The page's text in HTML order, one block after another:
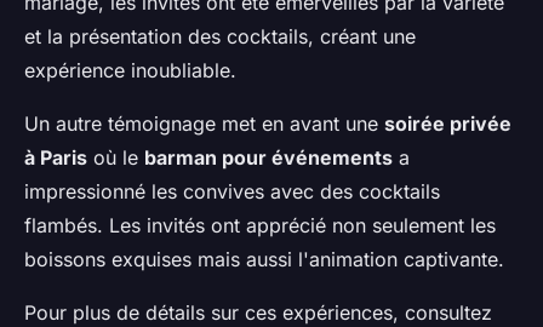
et la présentation des cocktails, créant une
expérience inoubliable.
Un autre témoignage met en avant une soirée privée
à Paris où le barman pour événements a
impressionné les convives avec des cocktails
flambés. Les invités ont apprécié non seulement les
boissons exquises mais aussi l'animation captivante.
Pour plus de détails sur ces expériences, consultez